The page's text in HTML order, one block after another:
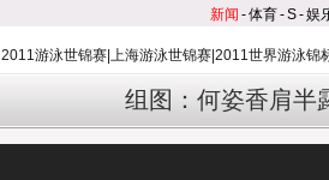
新闻 -体育-S-娱
2011游泳世锦赛|上海游泳世锦赛|2011世界游泳锦
组图：何姿香肩半